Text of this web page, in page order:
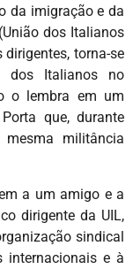
da imigração e da
dos Italianos
torna-se
dos Italianos no
o lembra em um
que, durante
militância
a um amigo e a
dirigente da UIL,
sindical
internacionais e à